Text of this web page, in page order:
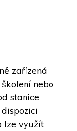
zařízená
nebo
stanice
lze využít